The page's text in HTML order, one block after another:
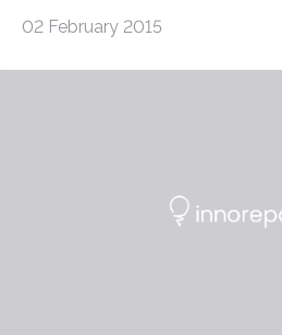
02 February 2015